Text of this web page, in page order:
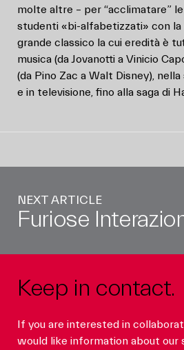
molte altre – per “acclimatare”
studenti «bi-alfabetizzati» con la
grande classico la cui eredità è
musica (da Jovanotti a Vinicio
(da Pino Zac a Walt Disney),
e in televisione, fino alla saga di
NEXT ARTICLE
Furiose
Keep in contact.
If you are interested in
would like information about our